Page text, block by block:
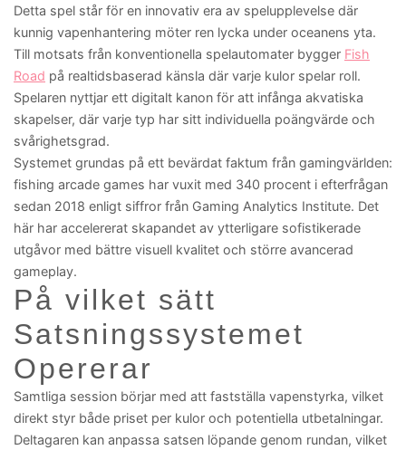
Detta spel står för en innovativ era av spelupplevelse där
kunnig vapenhantering möter ren lycka under oceanens yta.
Till motsats från konventionella spelautomater bygger Fish
Road på realtidsbaserad känsla där varje kulor spelar roll.
Spelaren nyttjar ett digitalt kanon för att infånga akvatiska
skapelser, där varje typ har sitt individuella poängvärde och
svårighetsgrad.
Systemet grundas på ett bevärdat faktum från gamingvärlden:
fishing arcade games har vuxit med 340 procent i efterfrågan
sedan 2018 enligt siffror från Gaming Analytics Institute. Det
här har accelererat skapandet av ytterligare sofistikerade
utgåvor med bättre visuell kvalitet och större avancerad
gameplay.
På vilket sätt
Satsningssystemet
Opererar
Samtliga session börjar med att fastställa vapenstyrka, vilket
direkt styr både priset per kulor och potentiella utbetalningar.
Deltagaren kan anpassa satsen löpande genom rundan, vilket